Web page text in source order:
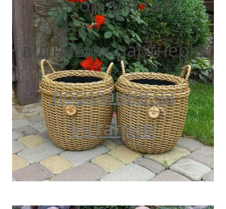
Декор для саду
від наших партнерів
посилання на
інстаграм